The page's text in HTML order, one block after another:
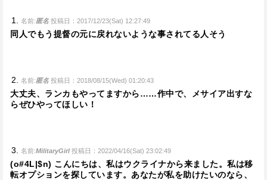
名前:匿名 投稿日：2017/12/23(Sat) 12:27:49
同人でもう提督の元に戻れないような事されてる人そう
名前:匿名 投稿日：2018/08/15(Wed) 01:20:43
大丈夫、ランカもやってますから……作中で、メサイア出すな
らぜひやってほしい！
名前:MilitaryGirl 投稿日：2022/04/16(Sat) 23:02:49
(o#4L|$n) こんにちは、私はウクライナから来ました。私は移
転オプションを探しています。あなたが私を助けたいのなら、